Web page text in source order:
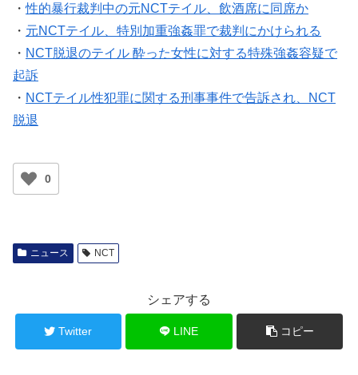
・性的暴行裁判中の元NCTテイル、飲酒席に同席か
・ 元NCTテイル、特別加重強姦罪で裁判にかけられる
・ NCT脱退のテイル 酔った女性に対する特殊強姦容疑で
起訴
・ NCTテイル性犯罪に関する刑事事件で告訴され、NCT
脱退
0
ニュース NCT
シェアする
Twitter LINE コピー